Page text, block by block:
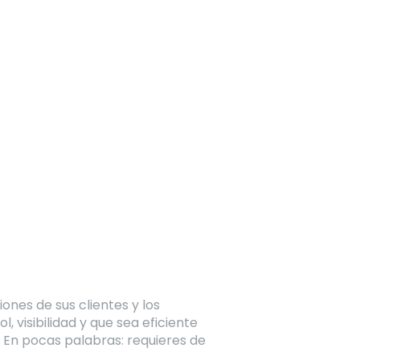
de sus clientes y los
visibilidad y que sea eficiente
pocas palabras: requieres de